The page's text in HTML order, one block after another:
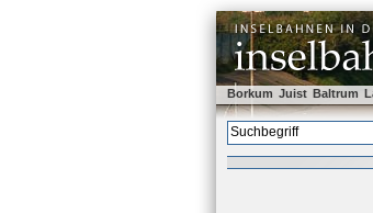
Borkum Juist Baltrum